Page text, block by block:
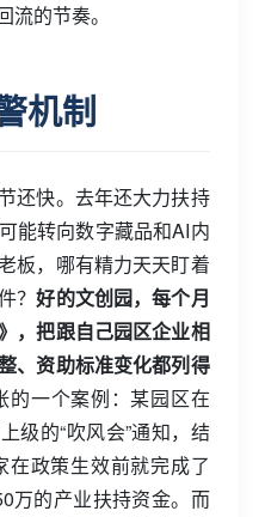
的节奏。
机制
还快。去年还大力扶持
能转向数字藏品和AI内
板，哪有精力天天盯着
？好的文创园，每个月
，把跟自己园区企业相
、资助标准变化都列得
的一个案例：某园区在
级的“吹风会”通知，结
政策生效前就完成了
万的产业扶持资金。而